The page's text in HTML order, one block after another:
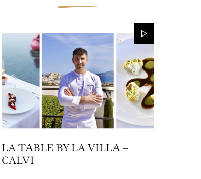
LA TABLE BY LA VILLA –
CALVI